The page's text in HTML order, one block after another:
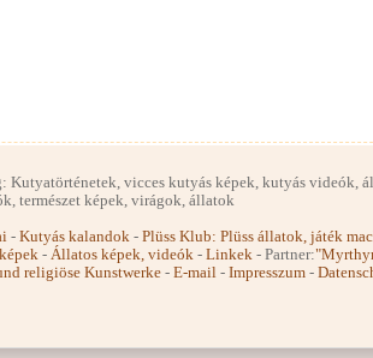
vicces kutyás képek, kutyás videók,
természet képek, virágok, állatok
- Kutyás kalandok - Plüss Klub: Plüss állatok, játék
- Állatos képek, videók - Linkek - Partner:
religiöse Kunstwerke- E-mail - Impresszum -